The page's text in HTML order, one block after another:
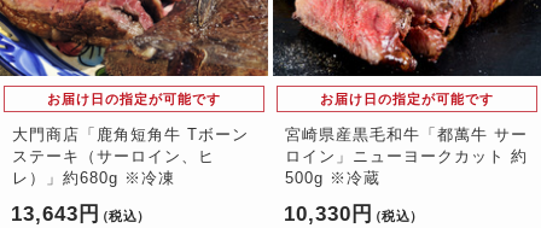
お届け日の指定が可能です
大門商店「鹿角短角牛 Tボーン
ステーキ（サーロイン、ヒ
レ）」約680g ※冷凍
13,643円 （税込）
お届け日の指定が可能です
宮崎県産黒毛和牛「都萬牛 サー
ロイン」ニューヨークカット 約
500g ※冷蔵
10,330円 （税込）